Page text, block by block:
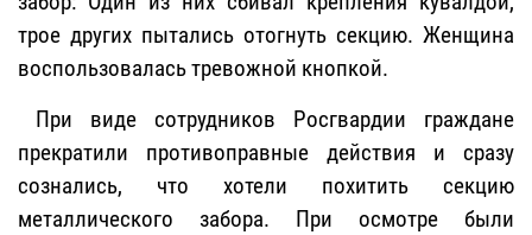
трое других пытались отогнуть секцию. Женщина
воспользовалась тревожной кнопкой.
При виде сотрудников Росгвардии граждане
прекратили противоправные действия и сразу
сознались, что хотели похитить секцию
металлического забора. При осмотре были